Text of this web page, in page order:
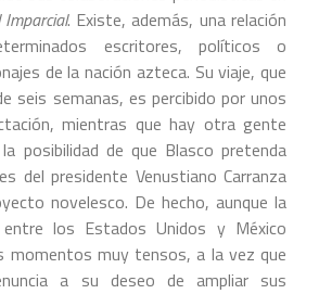
Imparcial. Existe, además, una relación
escritores, políticos o
de la nación azteca. Su viaje, que
seis semanas, es percibido por unos
mientras que hay otra gente
posibilidad de que Blasco pretenda
del presidente Venustiano Carranza
novelesco. De hecho, aunque la
los Estados Unidos y México
momentos muy tensos, a la vez que
a su deseo de ampliar sus